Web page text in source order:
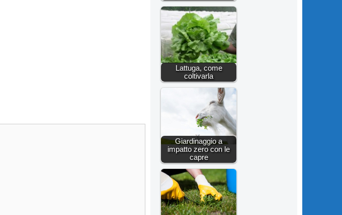
Lattuga, come
coltivarla
Giardinaggio a
impatto zero con le
capre